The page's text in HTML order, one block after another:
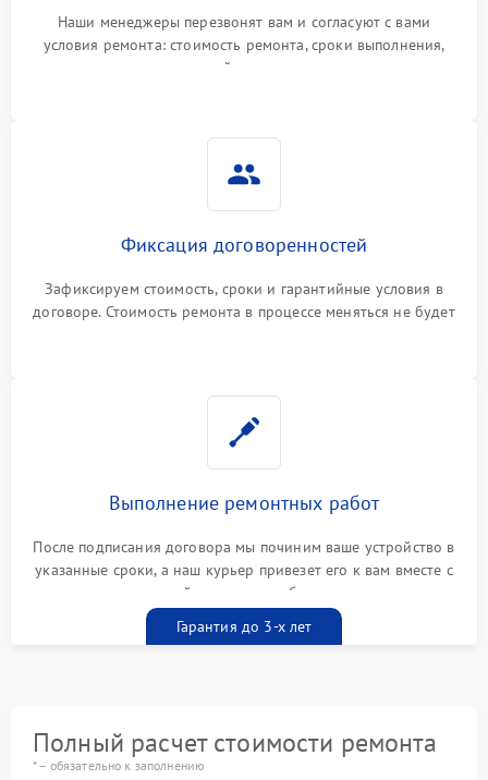
Наши менеджеры перезвонят вам и согласуют с вами
условия ремонта: стоимость ремонта, сроки выполнения,
гарантийные условия
Фиксация договоренностей
Зафиксируем стоимость, сроки и гарантийные условия в
договоре. Стоимость ремонта в процессе меняться не будет
Выполнение ремонтных работ
После подписания договора мы починим ваше устройство в
указанные сроки, а наш курьер привезет его к вам вместе с
гарантийным талоном бесплатно
Гарантия до 3-х лет
Полный расчет стоимости ремонта
* – обязательно к заполнению